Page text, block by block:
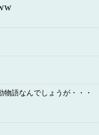
語なんでしょうが・・・